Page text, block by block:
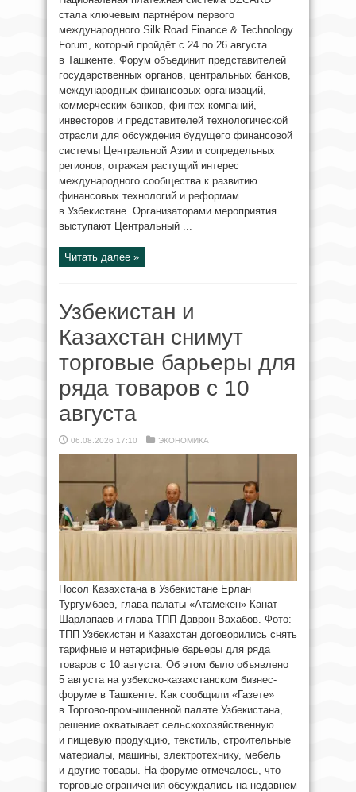
стала ключевым партнёром первого
международного Silk Road Finance & Technology
Forum, который пройдёт с 24 по 26 августа
в Ташкенте. Форум объединит представителей
государственных органов, центральных банков,
международных финансовых организаций,
коммерческих банков, финтех-компаний,
инвесторов и представителей технологической
отрасли для обсуждения будущего финансовой
системы Центральной Азии и сопредельных
регионов, отражая растущий интерес
международного сообщества к развитию
финансовых технологий и реформам
в Узбекистане. Организаторами мероприятия
выступают Центральный ...
Читать далее »
Узбекистан и
Казахстан снимут
торговые барьеры для
ряда товаров с 10
августа
06.08.2026 17:10 ЭКОНОМИКА
Посол Казахстана в Узбекистане Ерлан
Тургумбаев, глава палаты «Атамекен» Канат
Шарлапаев и глава ТПП Даврон Вахабов. Фото:
ТПП Узбекистан и Казахстан договорились снять
тарифные и нетарифные барьеры для ряда
товаров с 10 августа. Об этом было объявлено
5 августа на узбекско-казахстанском бизнес-
форуме в Ташкенте. Как сообщили «Газете»
в Торгово-промышленной палате Узбекистана,
решение охватывает сельскохозяйственную
и пищевую продукцию, текстиль, строительные
материалы, машины, электротехнику, мебель
и другие товары. На форуме отмечалось, что
торговые ограничения обсуждались на недавнем